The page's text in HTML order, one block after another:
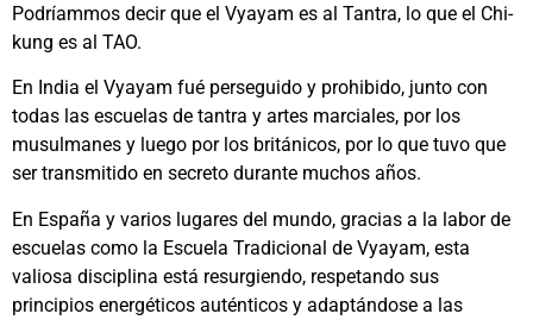
Podríammos decir que el Vyayam es al Tantra, lo que el Chi-
kung es al TAO.
En India el Vyayam fué perseguido y prohibido, junto con
todas las escuelas de tantra y artes marciales, por los
musulmanes y luego por los británicos, por lo que tuvo que
ser transmitido en secreto durante muchos años.
En España y varios lugares del mundo, gracias a la labor de
escuelas como la Escuela Tradicional de Vyayam, esta
valiosa disciplina está resurgiendo, respetando sus
principios energéticos auténticos y adaptándose a las